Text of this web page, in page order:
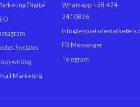
Digital
Sociales
Marketing
Whatsapp +58 424-
2410826
FB Messenger
Telegram